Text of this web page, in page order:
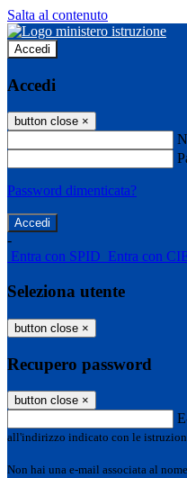
Salta al contenuto
Accedi
Accedi
button close ×
Password dimenticata?
-
Entra con SPID Entra con
Seleziona utente
button close ×
Recupero password
button close ×
all'indirizzo indicato con le
Non hai una e-mail associata al